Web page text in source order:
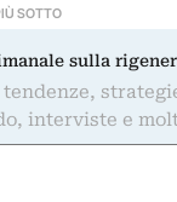
SOTTO
sulla
interviste e